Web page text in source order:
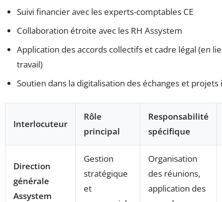
Suivi financier avec les experts-comptables CE
Collaboration étroite avec les RH Assystem
Application des accords collectifs et cadre légal (en
travail)
Soutien dans la digitalisation des échanges et
Interlocuteur
Rôle
principal
Responsabilité
spécifique
Direction
générale
Assystem
Gestion
stratégique
et
Organisation
des réunions,
application des